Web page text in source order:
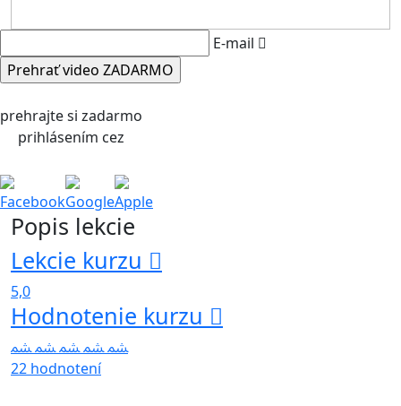
E-mail
prehrajte si zadarmo
prihlásením cez
FacebookGoogleApple
Popis lekcie
Lekcie kurzu
5,0
Hodnotenie kurzu
22 hodnotení